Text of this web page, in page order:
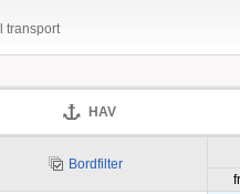
transport
HAV
Bordfilter